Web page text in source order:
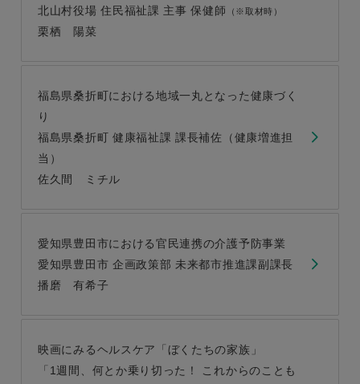
北山村役場 住民福祉課 主事 保健師
（※取材時）
栗栖 陽菜
福島県桑折町における地域一丸となった健康づく
り
福島県桑折町 健康福祉課 課長補佐（健康増進担
当）
佐久間 ミチル
愛知県豊田市における官民連携の介護予防事業
愛知県豊田市 企画政策部 未来都市推進課副課長
播磨 有希子
映画にみるヘルスケア「ぼくたちの家族」
「1週間、何とか乗り切った！ これからのことも